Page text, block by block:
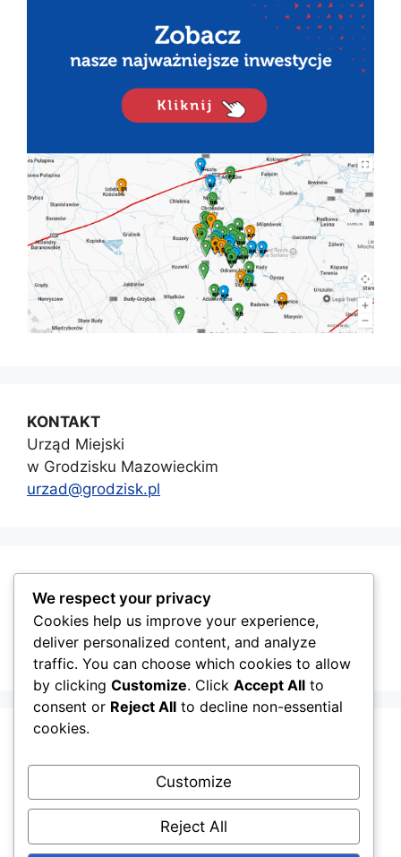
KONTAKT
Urząd Miejski
w Grodzisku Mazowieckim
urzad@grodzisk.pl
We respect your privacy
Cookies help us improve your experience,
deliver personalized content, and analyze
traffic. You can choose which cookies to allow
by clicking Customize. Click Accept All to
consent or Reject All to decline non-essential
cookies.
Customize
Reject All